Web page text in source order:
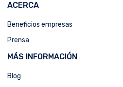
ACERCA
Beneficios empresas
Prensa
MÁS INFORMACIÓN
Blog